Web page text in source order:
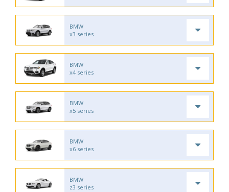
BMW
x3 series
BMW
x4 series
BMW
x5 series
BMW
x6 series
BMW
z3 series